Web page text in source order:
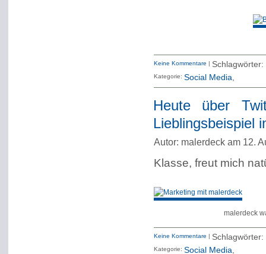
Keine Kommentare | Schlagwörter:
Kategorie: Social Media
Heute über
Lieblingsbeispiel
Autor: malerdeck am 12.
Klasse, freut mich
malerdeck
Keine Kommentare | Schlagwörter:
Kategorie: Social Media